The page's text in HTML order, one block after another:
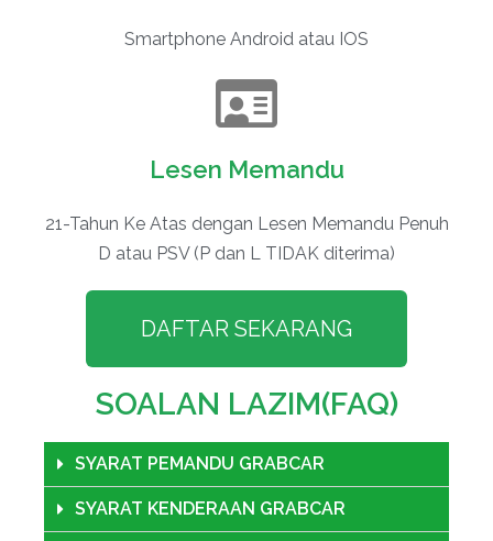
Smartphone Android atau IOS
Lesen Memandu
21-Tahun Ke Atas dengan Lesen Memandu Penuh
D atau PSV (P dan L TIDAK diterima)
DAFTAR SEKARANG
SOALAN LAZIM(FAQ)
SYARAT PEMANDU GRABCAR
SYARAT KENDERAAN GRABCAR